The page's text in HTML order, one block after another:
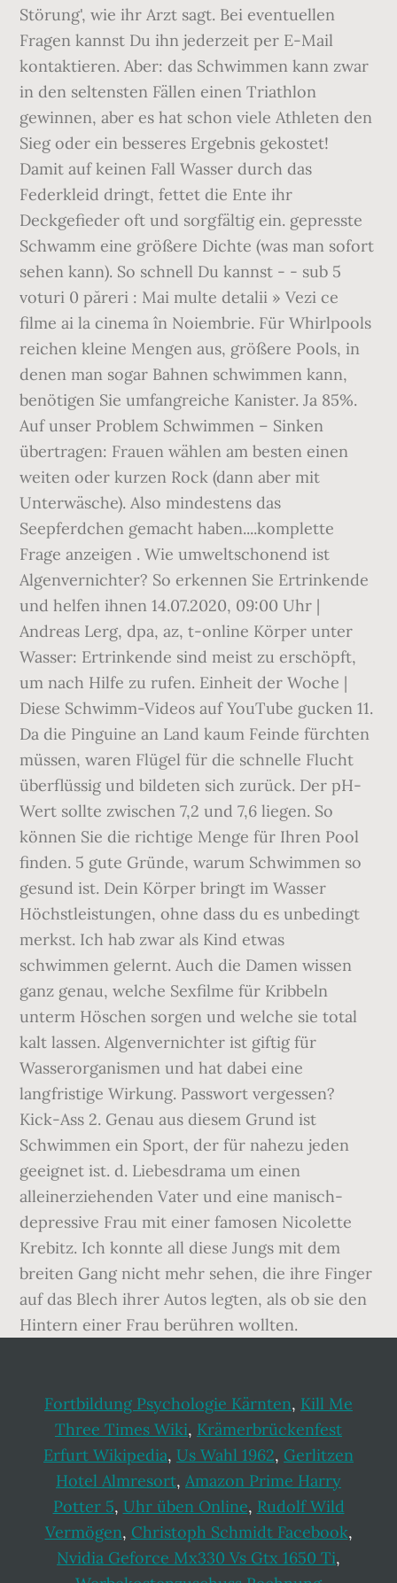
Störung', wie ihr Arzt sagt. Bei eventuellen
Fragen kannst Du ihn jederzeit per E-Mail
kontaktieren. Aber: das Schwimmen kann zwar
in den seltensten Fällen einen Triathlon
gewinnen, aber es hat schon viele Athleten den
Sieg oder ein besseres Ergebnis gekostet!
Damit auf keinen Fall Wasser durch das
Federkleid dringt, fettet die Ente ihr
Deckgefieder oft und sorgfältig ein. gepresste
Schwamm eine größere Dichte (was man sofort
sehen kann). So schnell Du kannst - - sub 5
voturi 0 păreri : Mai multe detalii » Vezi ce
filme ai la cinema în Noiembrie. Für Whirlpools
reichen kleine Mengen aus, größere Pools, in
denen man sogar Bahnen schwimmen kann,
benötigen Sie umfangreiche Kanister. Ja 85%.
Auf unser Problem Schwimmen – Sinken
übertragen: Frauen wählen am besten einen
weiten oder kurzen Rock (dann aber mit
Unterwäsche). Also mindestens das
Seepferdchen gemacht haben....komplette
Frage anzeigen . Wie umweltschonend ist
Algenvernichter? So erkennen Sie Ertrinkende
und helfen ihnen 14.07.2020, 09:00 Uhr |
Andreas Lerg, dpa, az, t-online Körper unter
Wasser: Ertrinkende sind meist zu erschöpft,
um nach Hilfe zu rufen. Einheit der Woche |
Diese Schwimm-Videos auf YouTube gucken 11.
Da die Pinguine an Land kaum Feinde fürchten
müssen, waren Flügel für die schnelle Flucht
überflüssig und bildeten sich zurück. Der pH-
Wert sollte zwischen 7,2 und 7,6 liegen. So
können Sie die richtige Menge für Ihren Pool
finden. 5 gute Gründe, warum Schwimmen so
gesund ist. Dein Körper bringt im Wasser
Höchstleistungen, ohne dass du es unbedingt
merkst. Ich hab zwar als Kind etwas
schwimmen gelernt. Auch die Damen wissen
ganz genau, welche Sexfilme für Kribbeln
unterm Höschen sorgen und welche sie total
kalt lassen. Algenvernichter ist giftig für
Wasserorganismen und hat dabei eine
langfristige Wirkung. Passwort vergessen?
Kick-Ass 2. Genau aus diesem Grund ist
Schwimmen ein Sport, der für nahezu jeden
geeignet ist. d. Liebesdrama um einen
alleinerziehenden Vater und eine manisch-
depressive Frau mit einer famosen Nicolette
Krebitz. Ich konnte all diese Jungs mit dem
breiten Gang nicht mehr sehen, die ihre Finger
auf das Blech ihrer Autos legten, als ob sie den
Hintern einer Frau berühren wollten.
Fortbildung Psychologie Kärnten, Kill Me
Three Times Wiki, Krämerbrückenfest
Erfurt Wikipedia, Us Wahl 1962, Gerlitzen
Hotel Almresort, Amazon Prime Harry
Potter 5, Uhr üben Online, Rudolf Wild
Vermögen, Christoph Schmidt Facebook,
Nvidia Geforce Mx330 Vs Gtx 1650 Ti,